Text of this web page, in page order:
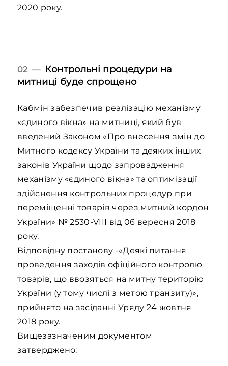
2020 року.
02 — Контрольні процедури на
митниці буде спрощено
Кабмін забезпечив реалізацію механізму
«єдиного вікна» на митниці, який був
введений Законом «Про внесення змін до
Митного кодексу України та деяких інших
законів України щодо запровадження
механізму «єдиного вікна» та оптимізації
здійснення контрольних процедур при
переміщенні товарів через митний кордон
України» № 2530-VIII від 06 вересня 2018
року.
Відповідну постанову -«Деякі питання
проведення заходів офіційного контролю
товарів, що ввозяться на митну територію
України (у тому числі з метою транзиту)»,
прийнято на засіданні Уряду 24 жовтня
2018 року.
Вищезазначеним документом
затверджено: